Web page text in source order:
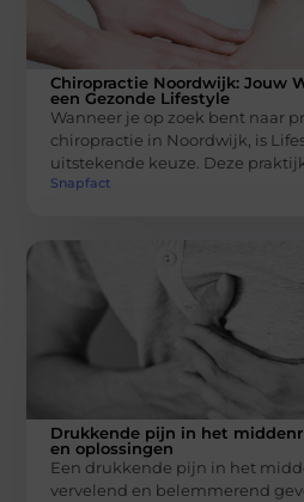
Chiropractie Noordwijk: Jouw
een Gezonde Lifestyle
Wanneer je op zoek bent naar
chiropractie in Noordwijk, is
uitstekende keuze. Deze
Snapfact
Drukkende pijn in het
en oplossingen
Een drukkende pijn in het
vervelend en belemmerend